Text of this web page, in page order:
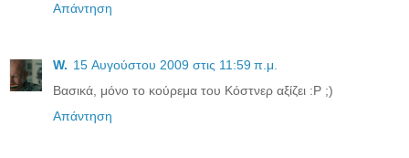
Απάντηση
W. 15 Αυγούστου 2009 στις 11:59 π.μ.
Βασικά, μόνο το κούρεμα του Κόστνερ αξίζει :P ;)
Απάντηση